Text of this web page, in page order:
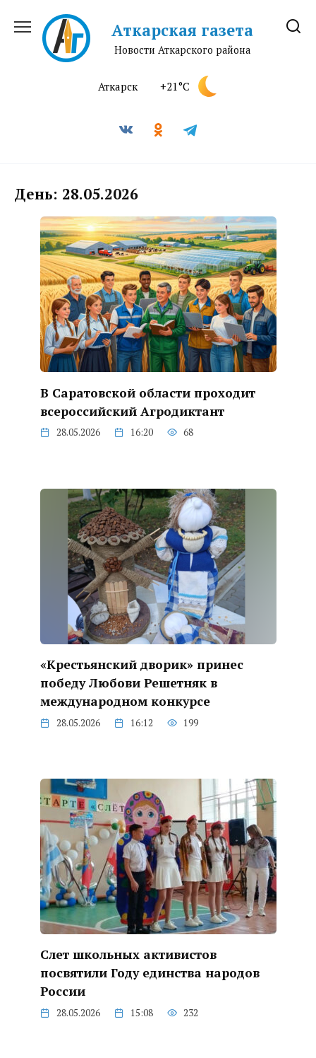
содержанию
Аткарская газета
Новости Аткарского района
Аткарск +21°C
День: 28.05.2026
В Саратовской области проходит
всероссийский Агродиктант
28.05.2026 16:20 68
«Крестьянский дворик» принес
победу Любови Решетняк в
международном конкурсе
28.05.2026 16:12 199
Слет школьных активистов
посвятили Году единства народов
России
28.05.2026 15:08 232